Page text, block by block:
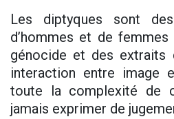
Les diptyques sont
d’hommes et de
génocide et des extraits
interaction entre image
toute la complexité de
jamais exprimer de